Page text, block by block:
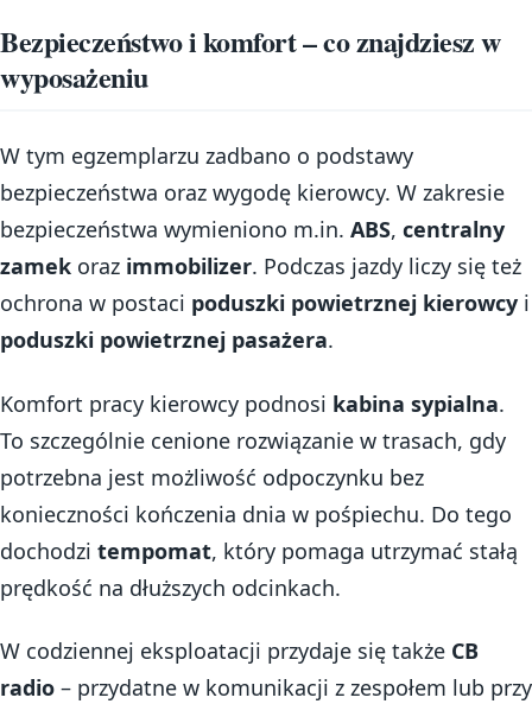
Bezpieczeństwo i komfort – co znajdziesz w
wyposażeniu
W tym egzemplarzu zadbano o podstawy
bezpieczeństwa oraz wygodę kierowcy. W zakresie
bezpieczeństwa wymieniono m.in. ABS, centralny
zamek oraz immobilizer. Podczas jazdy liczy się też
ochrona w postaci poduszki powietrznej kierowcy i
poduszki powietrznej pasażera.
Komfort pracy kierowcy podnosi kabina sypialna.
To szczególnie cenione rozwiązanie w trasach, gdy
potrzebna jest możliwość odpoczynku bez
konieczności kończenia dnia w pośpiechu. Do tego
dochodzi tempomat, który pomaga utrzymać stałą
prędkość na dłuższych odcinkach.
W codziennej eksploatacji przydaje się także CB
radio – przydatne w komunikacji z zespołem lub przy